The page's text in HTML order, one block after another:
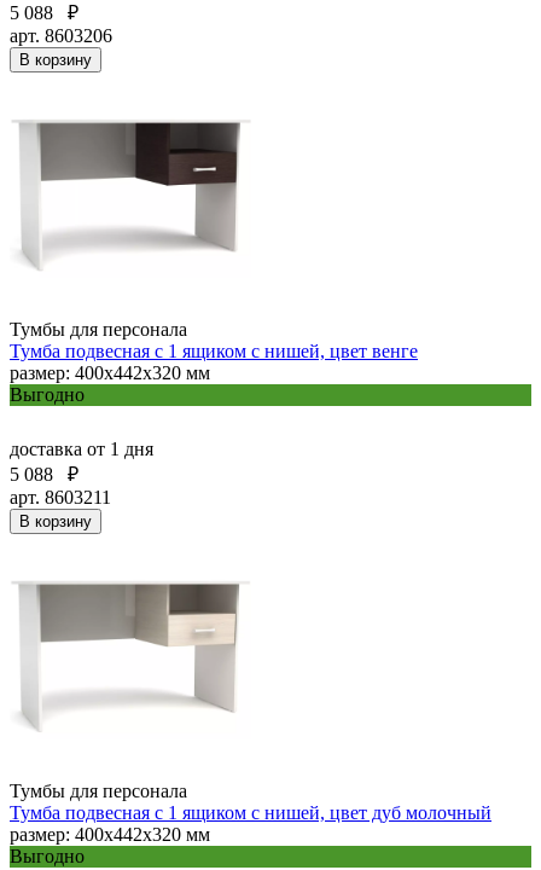
5 088
₽
арт. 8603206
В корзину
Тумбы для персонала
Тумба подвесная с 1 ящиком с нишей, цвет венге
размер: 400x442x320 мм
Выгодно
доставка от 1 дня
5 088
₽
арт. 8603211
В корзину
Тумбы для персонала
Тумба подвесная с 1 ящиком с нишей, цвет дуб молочный
размер: 400x442x320 мм
Выгодно